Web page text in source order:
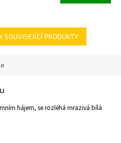
SOUVISEJÍCÍ PRODUKTY
hájem, se rozléhá mrazivá bílá